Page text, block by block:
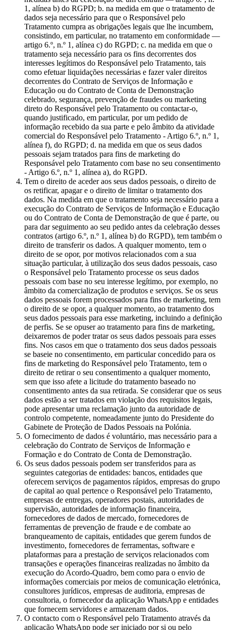
1, alínea b) do RGPD; b. na medida em que o tratamento de
dados seja necessário para que o Responsável pelo
Tratamento cumpra as obrigações legais que lhe incumbem,
consistindo, em particular, no tratamento em conformidade —
artigo 6.º, n.º 1, alínea c) do RGPD; c. na medida em que o
tratamento seja necessário para os fins decorrentes dos
interesses legítimos do Responsável pelo Tratamento, tais
como efetuar liquidações necessárias e fazer valer direitos
decorrentes do Contrato de Serviços de Informação e
Educação ou do Contrato de Conta de Demonstração
celebrado, segurança, prevenção de fraudes ou marketing
direto do Responsável pelo Tratamento ou contactar-o,
quando justificado, em particular, por um pedido de
informação recebido da sua parte e pelo âmbito da atividade
comercial do Responsável pelo Tratamento - Artigo 6.º, n.º 1,
alínea f), do RGPD; d. na medida em que os seus dados
pessoais sejam tratados para fins de marketing do
Responsável pelo Tratamento com base no seu consentimento
- Artigo 6.º, n.º 1, alínea a), do RGPD.
Tem o direito de aceder aos seus dados pessoais, o direito de
os retificar, apagar e o direito de limitar o tratamento dos
dados. Na medida em que o tratamento seja necessário para a
execução do Contrato de Serviços de Informação e Educação
ou do Contrato de Conta de Demonstração de que é parte, ou
para dar seguimento ao seu pedido antes da celebração desses
contratos (artigo 6.º, n.º 1, alínea b) do RGPD), tem também o
direito de transferir os dados. A qualquer momento, tem o
direito de se opor, por motivos relacionados com a sua
situação particular, à utilização dos seus dados pessoais, caso
o Responsável pelo Tratamento processe os seus dados
pessoais com base no seu interesse legítimo, por exemplo, no
âmbito da comercialização de produtos e serviços. Se os seus
dados pessoais forem processados para fins de marketing, tem
o direito de se opor, a qualquer momento, ao tratamento dos
seus dados pessoais para esse marketing, incluindo a definição
de perfis. Se se opuser ao tratamento para fins de marketing,
deixaremos de poder tratar os seus dados pessoais para esses
fins. Nos casos em que o tratamento dos seus dados pessoais
se baseie no consentimento, em particular concedido para os
fins de marketing do Responsável pelo Tratamento, tem o
direito de retirar o seu consentimento a qualquer momento,
sem que isso afete a licitude do tratamento baseado no
consentimento antes da sua retirada. Se considerar que os seus
dados estão a ser tratados em violação dos requisitos legais,
pode apresentar uma reclamação junto da autoridade de
controlo competente, nomeadamente junto do Presidente do
Gabinete de Proteção de Dados Pessoais na Polónia.
O fornecimento de dados é voluntário, mas necessário para a
celebração do Contrato de Serviços de Informação e
Formação e do Contrato de Conta de Demonstração.
Os seus dados pessoais podem ser transferidos para as
seguintes categorias de entidades: bancos, entidades que
oferecem serviços de pagamentos rápidos, empresas do grupo
de capital ao qual pertence o Responsável pelo Tratamento,
empresas de entregas, operadores postais, autoridades de
supervisão, autoridades de informação financeira,
fornecedores de dados de mercado, fornecedores de
ferramentas de prevenção de fraude e de combate ao
branqueamento de capitais, entidades que gerem fundos de
investimento, fornecedores de ferramentas, software e
plataformas para a prestação de serviços relacionados com
transações e operações financeiras realizadas no âmbito da
execução do Acordo-Quadro, bem como para o envio de
informações comerciais por meios de comunicação eletrónica,
consultores jurídicos, empresas de auditoria, empresas de
consultoria, o fornecedor da aplicação WhatsApp e entidades
que fornecem servidores e armazenam dados.
O contacto com o Responsável pelo Tratamento através da
aplicação WhatsApp pode ser iniciado por si ou pelo